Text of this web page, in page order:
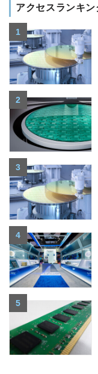
アクセスランキン